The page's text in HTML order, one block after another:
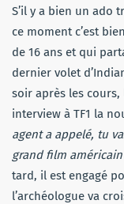
S’il y a bien un ado
ce moment c’est bien
de 16 ans et qui
dernier volet
soir après les
interview à TF1 la
agent a appelé, tu
grand film américain
tard, il est engagé
l’archéologue va